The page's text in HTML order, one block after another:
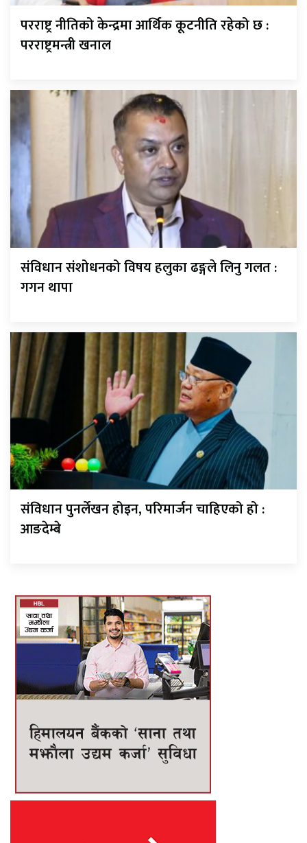
परराष्ट्र नीतिको केन्द्रमा आर्थिक कूटनीति रहेको छ :
परराष्ट्रमन्त्री खनाल
संविधान संशोधनको विषय हलुका ढङ्गले लिनु गलत :
गगन थापा
संविधान पुनर्लेखन होइन, परिमार्जन चाहिएको हो :
आङदेम्बे